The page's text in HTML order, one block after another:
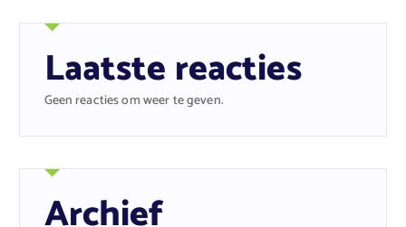
Laatste reacties
Geen reacties om weer te geven.
Archief